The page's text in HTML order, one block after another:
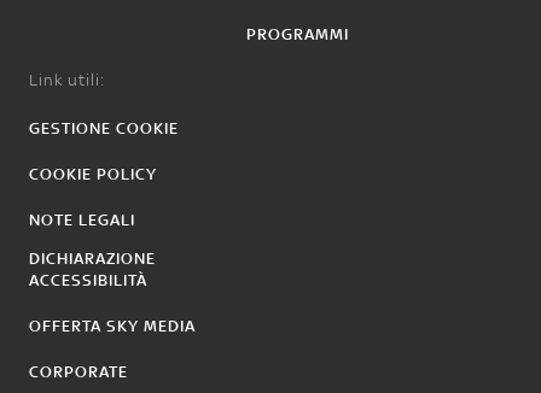
PROGRAMMI
Link utili:
GESTIONE COOKIE
COOKIE POLICY
NOTE LEGALI
DICHIARAZIONE
ACCESSIBILITÀ
OFFERTA SKY MEDIA
CORPORATE